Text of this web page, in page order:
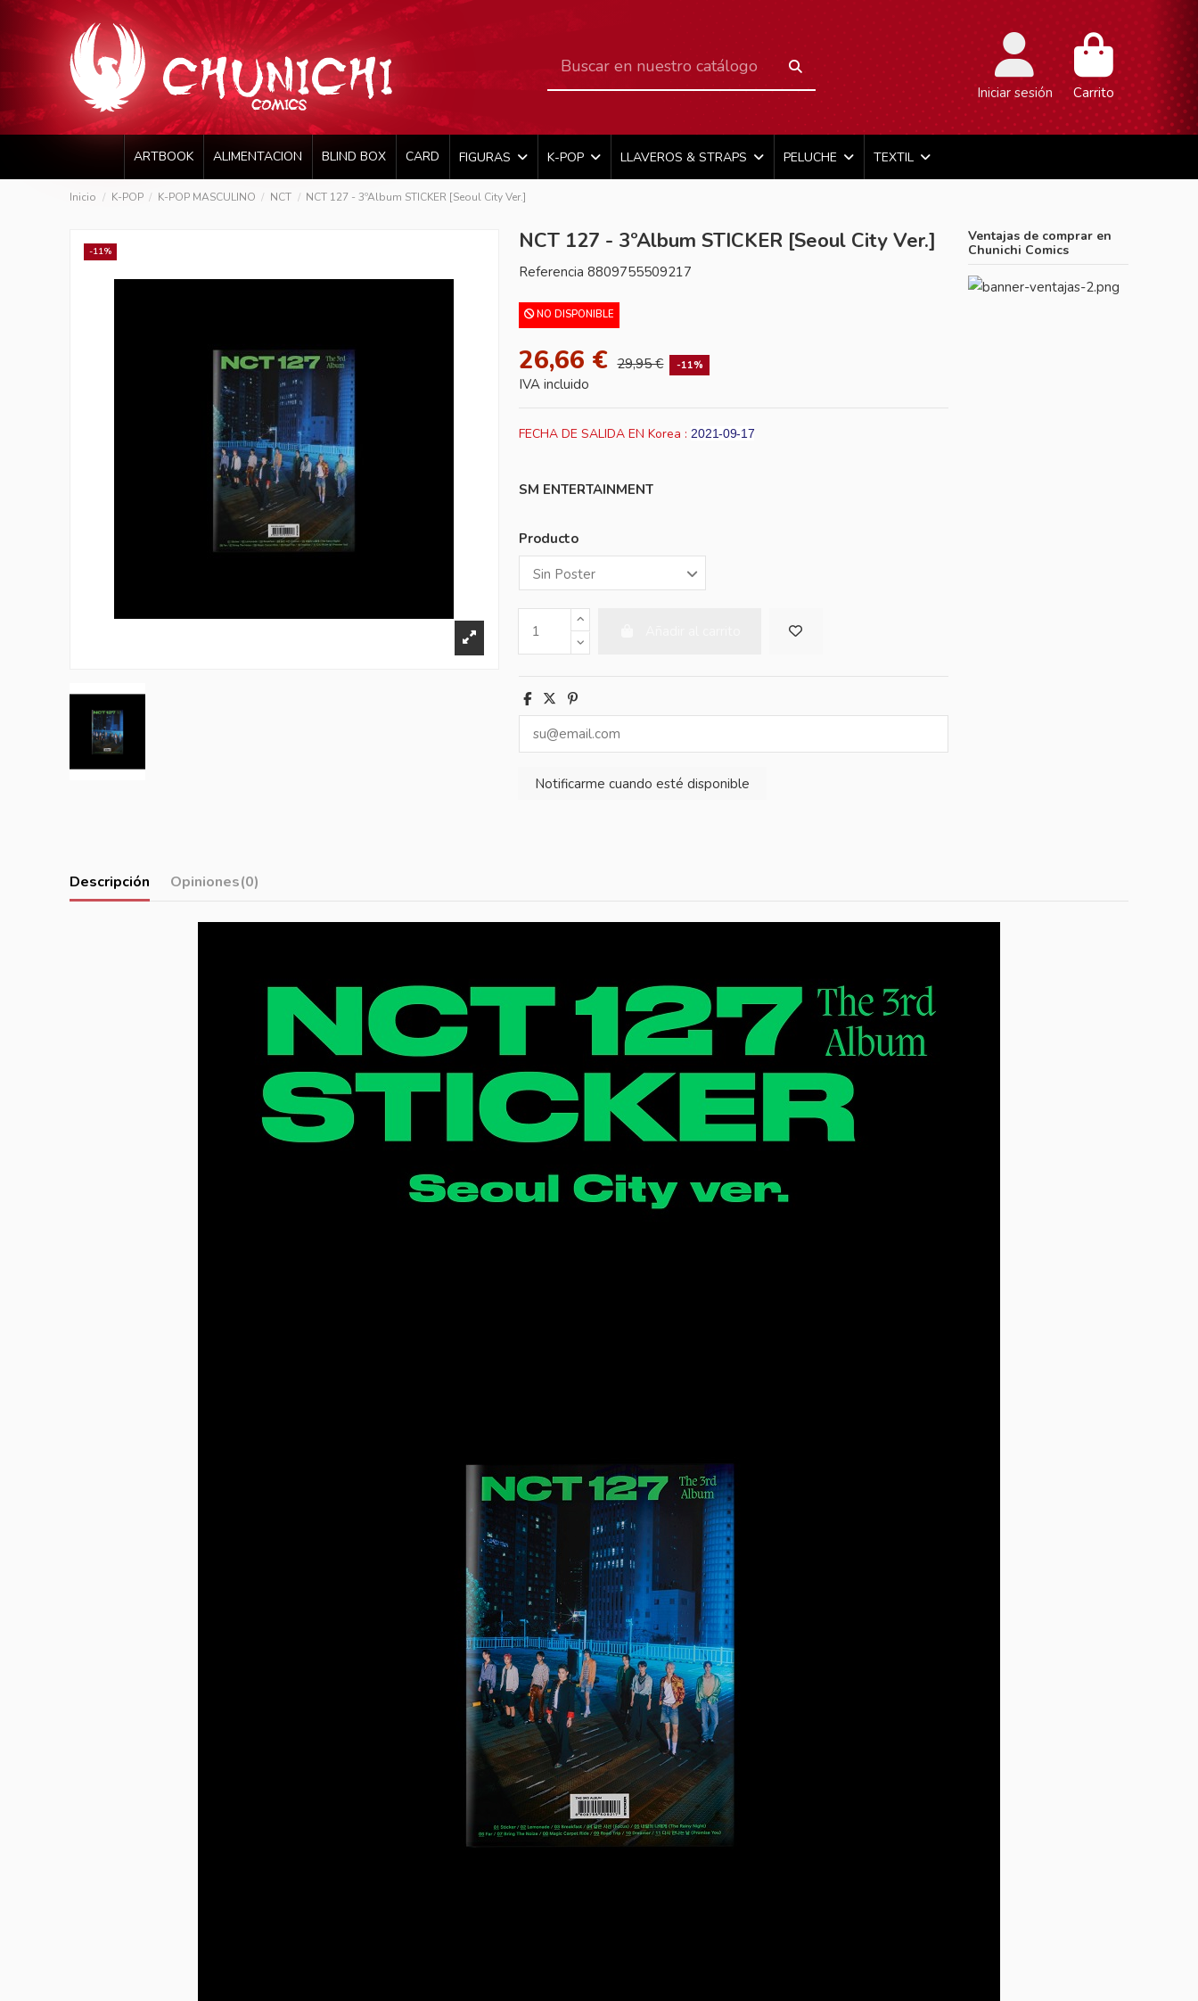
Iniciar sesión Carrito
ARTBOOK ALIMENTACION BLIND BOX CARD FIGURAS K-POP LLAVEROS & STRAPS PELUCHE TEXTIL
Inicio K-POP K-POP MASCULINO NCT NCT 127 - 3ºAlbum STICKER [Seoul City Ver.]
-11% NCT 127 - 3ºAlbum STICKER [Seoul City Ver.]
Referencia 8809755509217
NO DISPONIBLE
26,66 € 29,95 € -11%
IVA incluido
FECHA DE SALIDA EN Korea : 2021-09-17
SM ENTERTAINMENT
Producto
Ventajas de comprar en
Chunichi Comics
Descripción Opiniones(0)